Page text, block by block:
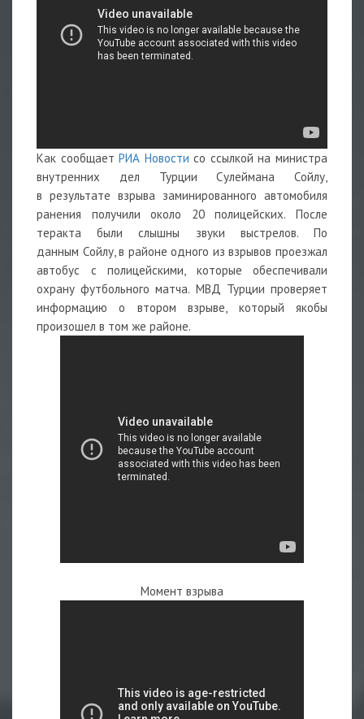
Как сообщаетРИА Новости со ссылкой на министра
внутренних дел Турции Сулеймана Сойлу,
в результате взрыва заминированного автомобиля
ранения получили около 20 полицейских. После
теракта были слышны звуки выстрелов. По
данным Сойлу, в районе одного из взрывов проезжал
автобус с полицейскими, которые обеспечивали
охрану футбольного матча. МВД Турции проверяет
информацию о втором взрыве, который якобы
произошел в том же районе.
Момент взрыва